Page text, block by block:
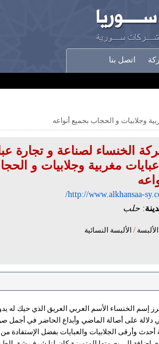
اتصل بنا
وجلابيات و الحجاب بجميع أنواعه
الخنساء لصناعة و تجارة
مغربية وجلابيات و
http://www.alkhansaa-
: حلب
الألبسة / الألبسة النسائية
إسم الخنساء الأسم العربي العريق الذي حيك له
على أصالة الماضي وأبداع الحاضر في أجمل
أحدث وأرقى الجلابيات والعبايات بفضل الإستفادة